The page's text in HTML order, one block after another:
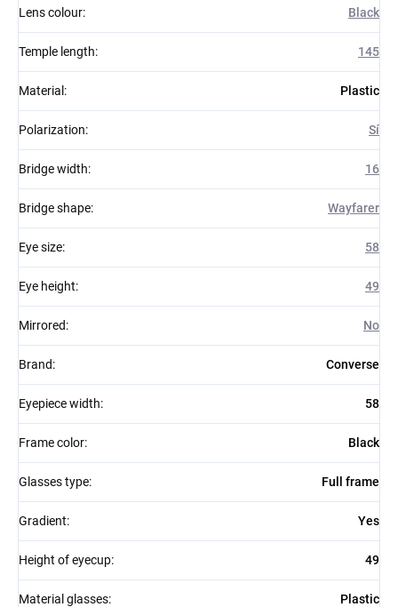
Lens colour: Black
Temple length: 145
Material : Plastic
Polarization: Sí
Bridge width: 16
Bridge shape: Wayfarer
Eye size: 58
Eye height: 49
Mirrored: No
Brand: Converse
Eyepiece width: 58
Frame color: Black
Glasses type: Full frame
Gradient: Yes
Height of eyecup: 49
Material glasses: Plastic